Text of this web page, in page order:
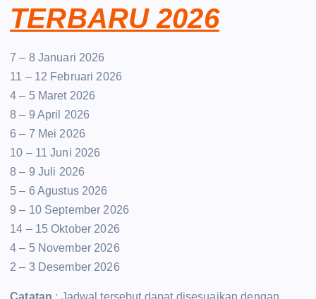
TERBARU 2026
7 – 8 Januari 2026
11 – 12 Februari 2026
4 – 5 Maret 2026
8 – 9 April 2026
6 – 7 Mei 2026
10 – 11 Juni 2026
8 – 9 Juli 2026
5 – 6 Agustus 2026
9 – 10 September 2026
14 – 15 Oktober 2026
4 – 5 November 2026
2 – 3 Desember 2026
Catatan : Jadwal tersebut dapat disesuaikan dengan